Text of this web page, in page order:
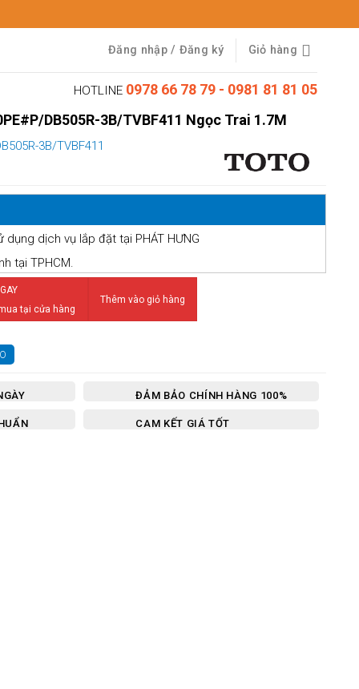
Đăng nhập / Đăng ký Giỏ hàng
HOTLINE 0978 66 78 79 - 0981 81 81 05
DB505R-3B/TVBF411 Ngọc Trai 1.7M
3B/TVBF411
dụng dịch vụ lắp đặt tại PHÁT HƯNG
tại TPHCM.
DB505R-3B/TVBF411 Ngọc Trai 1.7M số lượng
Thêm vào giỏ hàng
tại cửa hàng
ĐẢM BẢO CHÍNH HÀNG 100%
CAM KẾT GIÁ TỐT